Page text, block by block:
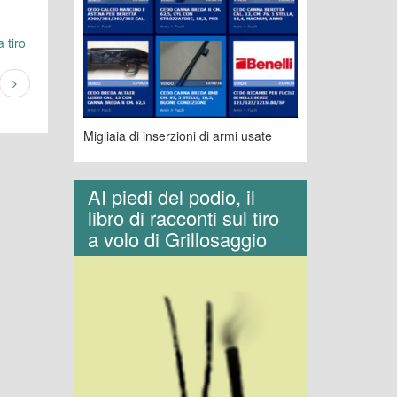
tiro
Migliaia di inserzioni di armi usate
AI piedi del podio, il
libro di racconti sul tiro
a volo di Grillosaggio